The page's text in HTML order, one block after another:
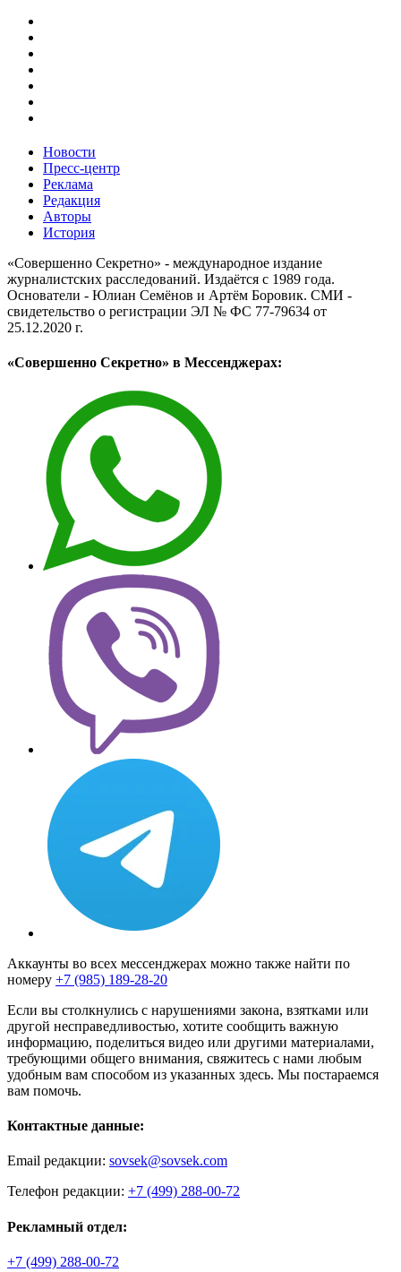
Новости
Пресс-центр
Реклама
Редакция
Авторы
История
«Совершенно Секретно» - международное издание
журналистских расследований. Издаётся с 1989 года.
Основатели - Юлиан Семёнов и Артём Боровик. CМИ -
свидетельство о регистрации ЭЛ № ФС 77-79634 от
25.12.2020 г.
«Совершенно Секретно» в Мессенджерах:
Аккаунты во всех мессенджерах можно также найти по
номеру +7 (985) 189-28-20
Если вы столкнулись с нарушениями закона, взятками или
другой несправедливостью, хотите сообщить важную
информацию, поделиться видео или другими материалами,
требующими общего внимания, свяжитесь с нами любым
удобным вам способом из указанных здесь. Мы постараемся
вам помочь.
Контактные данные:
Email редакции: sovsek@sovsek.com
Телефон редакции: +7 (499) 288-00-72
Рекламный отдел:
+7 (499) 288-00-72